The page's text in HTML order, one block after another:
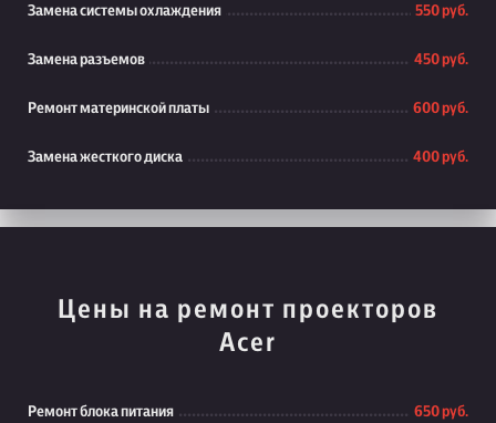
Замена системы охлаждения 550 руб.
Замена разъемов 450 руб.
Ремонт материнской платы 600 руб.
Замена жесткого диска 400 руб.
Цены на ремонт проекторов
Acer
Ремонт блока питания 650 руб.